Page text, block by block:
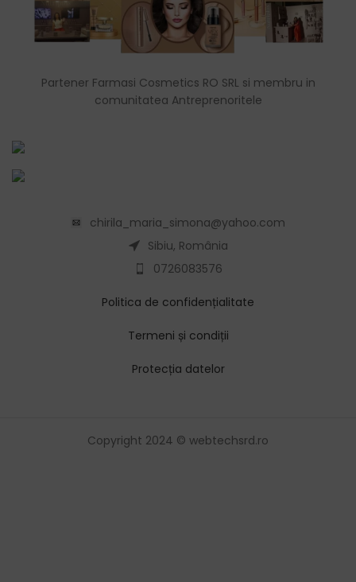
Partener Farmasi Cosmetics RO SRL si membru in
comunitatea Antreprenoritele
chirila_maria_simona@yahoo.com
Sibiu, România
0726083576
Politica de confidențialitate
Termeni și condiții
Protecția datelor
Copyright 2024 © webtechsrd.ro